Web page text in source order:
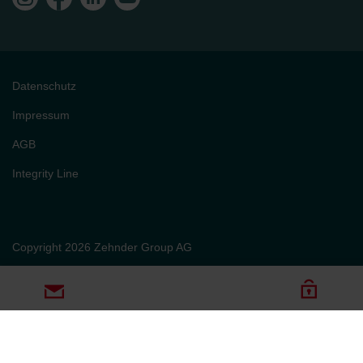
Copyright 2026 Zehnder Group AG
Datenschutz
Impressum
AGB
Integrity Line